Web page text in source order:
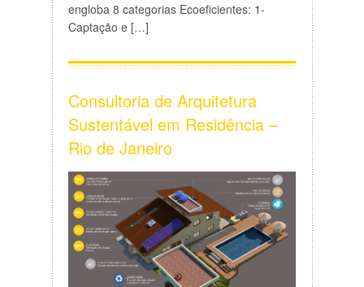
engloba 8 categorias Ecoeficientes: 1-
Captação e […]
Consultoria de Arquitetura
Sustentável em Residência –
Rio de Janeiro